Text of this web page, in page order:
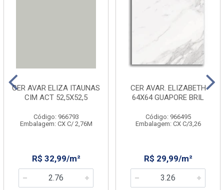
CER AVAR ELIZA ITAUNAS
CIM ACT 52,5X52,5
Código: 966793
Embalagem: CX C/ 2,76M
R$ 32,99/m²
CER AVAR. ELIZABETH
64X64 GUAPORE BRIL
Código: 966495
Embalagem: CX C/3,26
R$ 29,99/m²